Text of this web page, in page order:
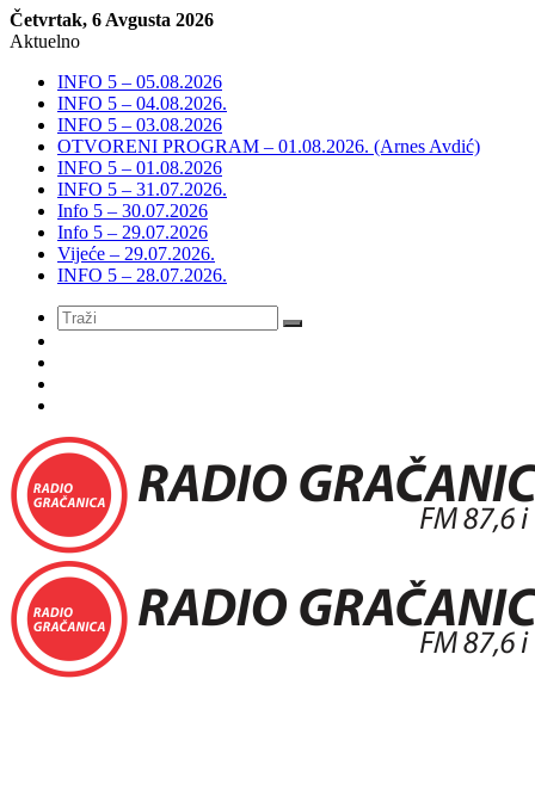
Četvrtak, 6 Avgusta 2026
Aktuelno
INFO 5 – 05.08.2026
INFO 5 – 04.08.2026.
INFO 5 – 03.08.2026
OTVORENI PROGRAM – 01.08.2026. (Arnes Avdić)
INFO 5 – 01.08.2026
INFO 5 – 31.07.2026.
Info 5 – 30.07.2026
Info 5 – 29.07.2026
Vijeće – 29.07.2026.
INFO 5 – 28.07.2026.
Meni